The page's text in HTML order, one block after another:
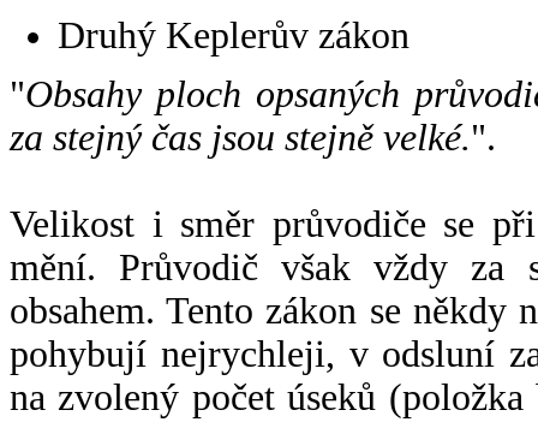
Druhý Keplerův zákon
"Obsahy ploch opsaných
za stejný čas jsou stejně velké.".
Velikost i směr průvodiče se
mění. Průvodič však vždy za
obsahem. Tento zákon se někdy
pohybují nejrychleji, v odsluní
na zvolený počet úseků